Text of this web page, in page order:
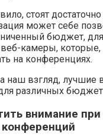
стоят
может себе
бюджет,
камеры, которые,
на конференциях.
наш взгляд, лучшие
различных
внимание